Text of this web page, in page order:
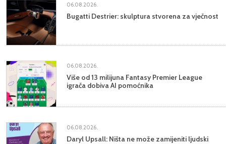
06.08.2026.
Bugatti Destrier: skulptura stvorena za vječnost
06.08.2026.
Više od 13 milijuna Fantasy Premier League
igrača dobiva AI pomoćnika
06.08.2026.
Daryl Upsall: Ništa ne može zamijeniti ljudski